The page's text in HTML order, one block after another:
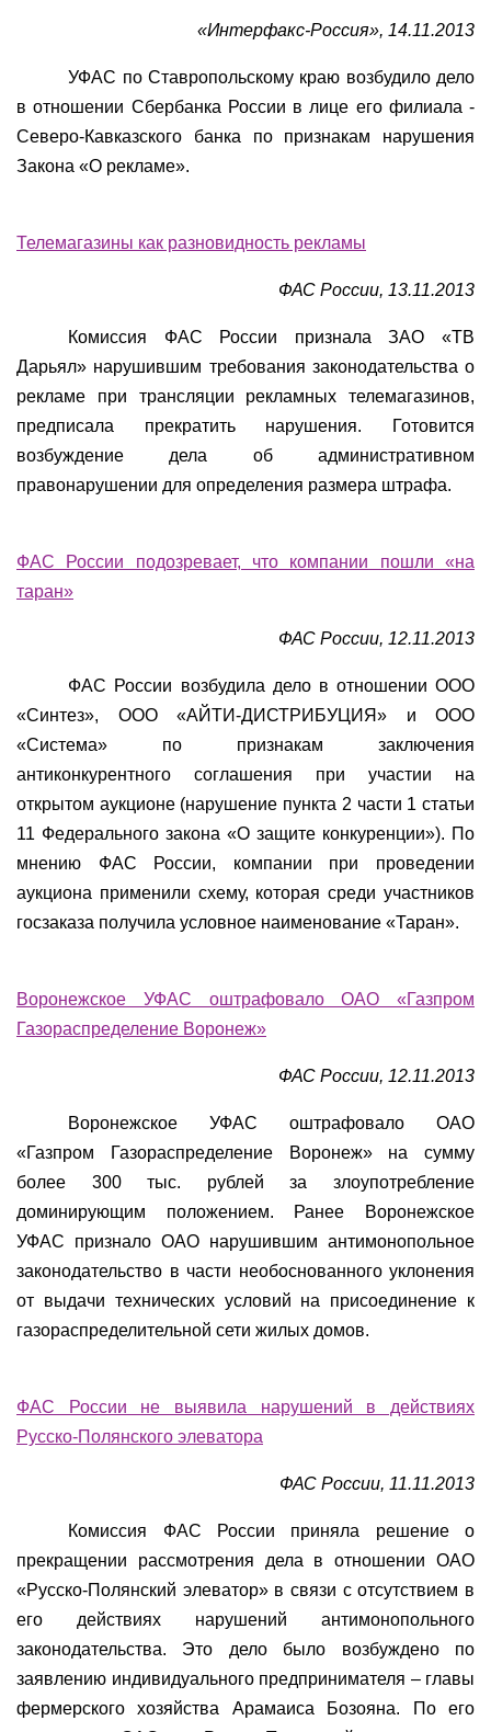
«Интерфакс-Россия», 14.11.2013
УФАС по Ставропольскому краю возбудило дело
в отношении Сбербанка России в лице его филиала -
Северо-Кавказского банка по признакам нарушения
Закона «О рекламе».
Телемагазины как разновидность рекламы
ФАС России, 13.11.2013
Комиссия ФАС России признала ЗАО «ТВ
Дарьял» нарушившим требования законодательства о
рекламе при трансляции рекламных телемагазинов,
предписала прекратить нарушения. Готовится
возбуждение дела об административном
правонарушении для определения размера штрафа.
ФАС России подозревает, что компании пошли «на
таран»
ФАС России, 12.11.2013
ФАС России возбудила дело в отношении ООО
«Синтез», ООО «АЙТИ-ДИСТРИБУЦИЯ» и ООО
«Система» по признакам заключения
антиконкурентного соглашения при участии на
открытом аукционе (нарушение пункта 2 части 1 статьи
11 Федерального закона «О защите конкуренции»). По
мнению ФАС России, компании при проведении
аукциона применили схему, которая среди участников
госзаказа получила условное наименование «Таран».
Воронежское УФАС оштрафовало ОАО «Газпром
Газораспределение Воронеж»
ФАС России, 12.11.2013
Воронежское УФАС оштрафовало ОАО
«Газпром Газораспределение Воронеж» на сумму
более 300 тыс. рублей за злоупотребление
доминирующим положением. Ранее Воронежское
УФАС признало ОАО нарушившим антимонопольное
законодательство в части необоснованного уклонения
от выдачи технических условий на присоединение к
газораспределительной сети жилых домов.
ФАС России не выявила нарушений в действиях
Русско-Полянского элеватора
ФАС России, 11.11.2013
Комиссия ФАС России приняла решение о
прекращении рассмотрения дела в отношении ОАО
«Русско-Полянский элеватор» в связи с отсутствием в
его действиях нарушений антимонопольного
законодательства. Это дело было возбуждено по
заявлению индивидуального предпринимателя – главы
фермерского хозяйства Арамаиса Бозояна. По его